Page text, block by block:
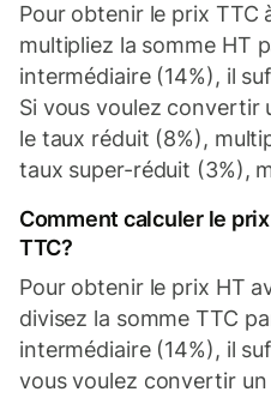
Pour obtenir le prix TTC
multipliez la somme HT
intermédiaire (14%), il
Si vous voulez convertir
le taux réduit (8%),
taux super-réduit (3%),
Comment calculer le
TTC?
Pour obtenir le prix HT
divisez la somme TTC
intermédiaire (14%), il
vous voulez convertir